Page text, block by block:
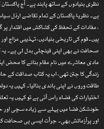
نظری بنیادوں کے ساتھ پابند ہے۔ آج
ہے۔ نظریۂ پاکستان کے تمام تقاضے ارذل
، مفادات کے تحفظ کی کشاکش میں اقتدار پر
ہیں۔قوم کی تاریخی بنیادیں، تہذیبی
صحافت نے بھی اپنی قینچلی بدل لی ہے۔ یہ
مادی معاشرے میں نام مقام بنانے کا محض
زندگی کا جتن تھی، اب یہ کتاب صداقت کے
طاقت وروں نے اپنی باندی بنالیا۔ کہیں
اختیارات کی فضاء راس آتی ہے تو کہیں یہ
خودشکن فضا میں پہلے سے زیادہ سچی
اور پرآزمائش بھی۔ جرأت ایسی ہی